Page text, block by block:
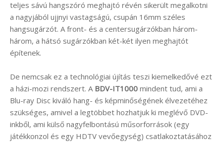
teljes sávú hangszóró meghajtó révén sikerült megalkotni
a nagyjából ujjnyi vastagságú, csupán 16mm széles
hangsugárzót. A front- és a centersugárzókban három-
három, a hátsó sugárzókban két-két ilyen meghajtót
építenek.
De nemcsak ez a technológiai újítás teszi kiemelkedővé ezt
a házi-mozi rendszert. A BDV-IT1000 mindent tud, ami a
Blu-ray Disc kiváló hang- és képminőségének élvezetéhez
szükséges, amivel a legtöbbet hozhatjuk ki meglévő DVD-
inkből, ami külső nagyfelbontású műsorforrások (egy
játékkonzol és egy HDTV vevőegység) csatlakoztatásához